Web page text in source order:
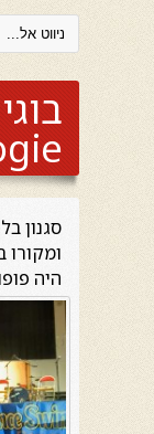
סגנון
ומקורו
היה